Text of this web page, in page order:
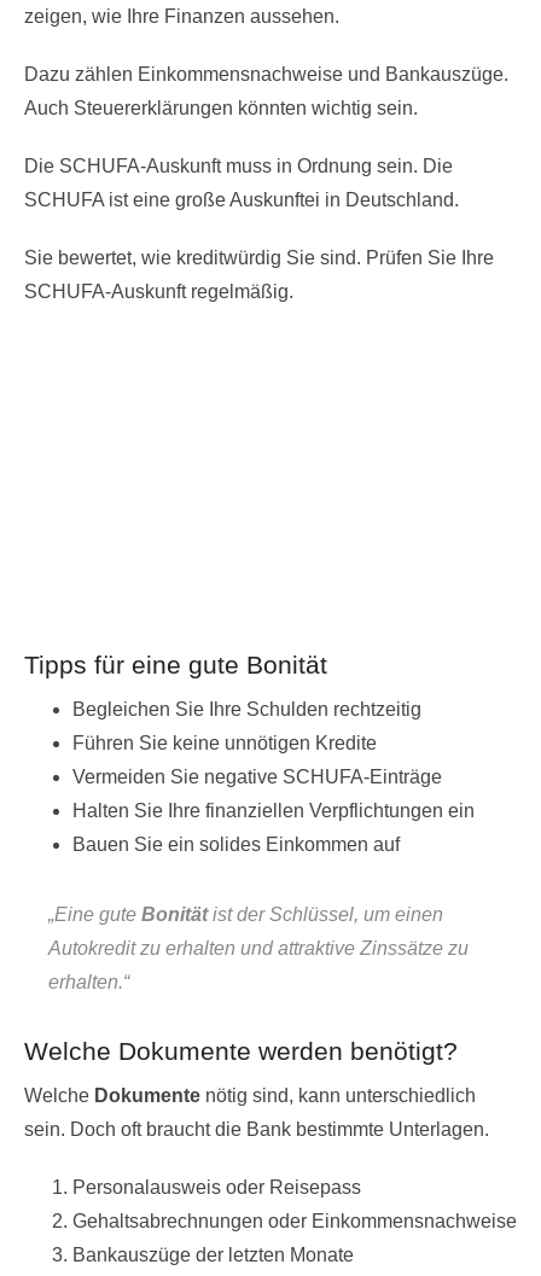
zeigen, wie Ihre Finanzen aussehen.
Dazu zählen Einkommensnachweise und Bankauszüge.
Auch Steuererklärungen könnten wichtig sein.
Die SCHUFA-Auskunft muss in Ordnung sein. Die
SCHUFA ist eine große Auskunftei in Deutschland.
Sie bewertet, wie kreditwürdig Sie sind. Prüfen Sie Ihre
SCHUFA-Auskunft regelmäßig.
Tipps für eine gute Bonität
Begleichen Sie Ihre Schulden rechtzeitig
Führen Sie keine unnötigen Kredite
Vermeiden Sie negative SCHUFA-Einträge
Halten Sie Ihre finanziellen Verpflichtungen ein
Bauen Sie ein solides Einkommen auf
„Eine gute Bonitätist der Schlüssel, um einen
Autokredit zu erhalten und attraktive Zinssätze zu
erhalten.“
Welche Dokumente werden benötigt?
Welche Dokumente nötig sind, kann unterschiedlich
sein. Doch oft braucht die Bank bestimmte Unterlagen.
Personalausweis oder Reisepass
Gehaltsabrechnungen oder Einkommensnachweise
Bankauszüge der letzten Monate